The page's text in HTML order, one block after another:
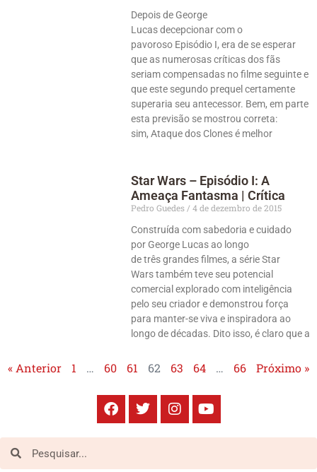
Depois de George
Lucas decepcionar com o
pavoroso Episódio I, era de se esperar
que as numerosas críticas dos fãs
seriam compensadas no filme seguinte e
que este segundo prequel certamente
superaria seu antecessor. Bem, em parte
esta previsão se mostrou correta:
sim, Ataque dos Clones é melhor
Star Wars – Episódio I: A
Ameaça Fantasma | Crítica
Pedro Guedes
4 de dezembro de 2015
Construída com sabedoria e cuidado
por George Lucas ao longo
de três grandes filmes, a série Star
Wars também teve seu potencial
comercial explorado com inteligência
pelo seu criador e demonstrou força
para manter-se viva e inspiradora ao
longo de décadas. Dito isso, é claro que a
« Anterior 1 … 60 61 62 63 64 … 66 Próximo »